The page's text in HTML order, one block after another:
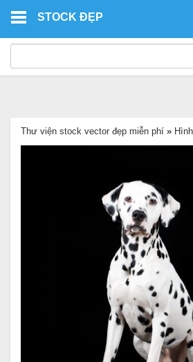
STOCK ĐẸP
Thư viện stock vector đẹp miễn phí »